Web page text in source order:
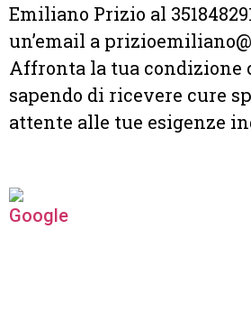
Emiliano Prizio al
un’email a
Affronta la tua condizione
sapendo di ricevere cure
attente alle tue esigenze